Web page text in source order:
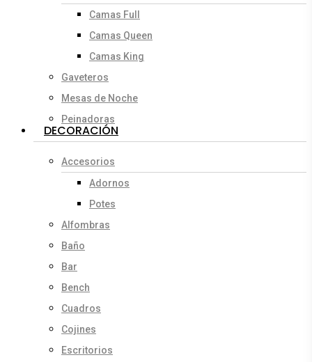
Camas Full
Camas Queen
Camas King
Gaveteros
Mesas de Noche
Peinadoras
DECORACIÓN
Accesorios
Adornos
Potes
Alfombras
Baño
Bar
Bench
Cuadros
Cojines
Escritorios